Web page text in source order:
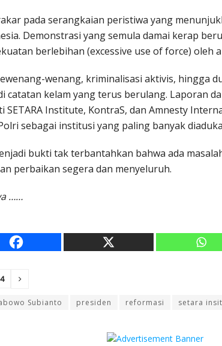
pada serangkaian peristiwa yang
Demonstrasi yang semula damai kerap
berlebihan (excessive use of force) oleh
wenang, kriminalisasi aktivis, hingga
catatan kelam yang terus berulang. Laporan
SETARA Institute, KontraS, dan Amnesty
sebagai institusi yang paling banyak
bukti tak terbantahkan bahwa ada
perbaikan segera dan menyeluruh.
……
4
Subianto presiden reformasi setara